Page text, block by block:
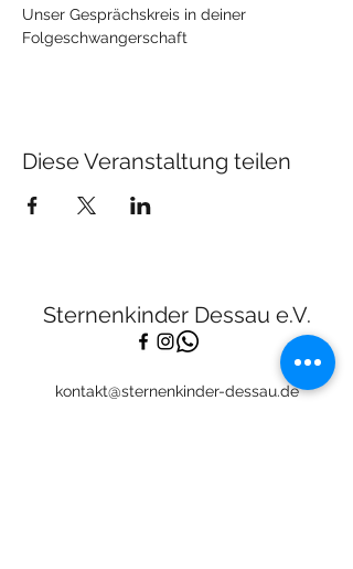
Unser Gesprächskreis in deiner
Folgeschwangerschaft
Diese Veranstaltung teilen
Sternenkinder Dessau e.V.
kontakt@sternenkinder-dessau.de